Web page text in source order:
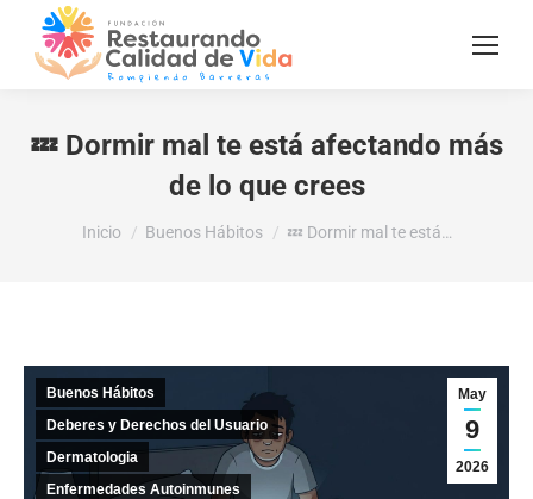
💤 Dormir mal te está afectando más
de lo que crees
Inicio Buenos Hábitos 💤 Dormir mal te está…
May
9
2026
Buenos Hábitos
Deberes y Derechos del Usuario
Dermatologia
Enfermedades Autoinmunes